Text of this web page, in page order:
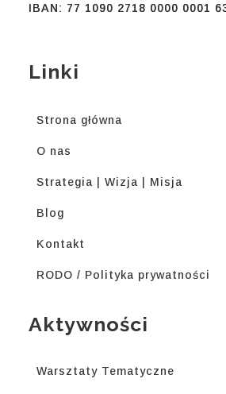
IBAN: 77 1090 2718 0000 0001
Linki
Strona główna
O nas
Strategia | Wizja | Misja
Blog
Kontakt
RODO / Polityka prywatności
Aktywności
Warsztaty Tematyczne